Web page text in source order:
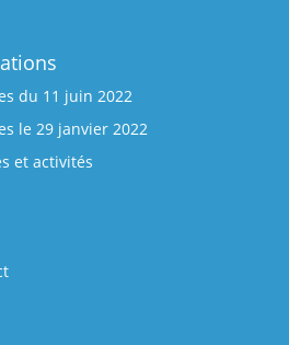
du 11 juin 2022
le 29 janvier 2022
et activités